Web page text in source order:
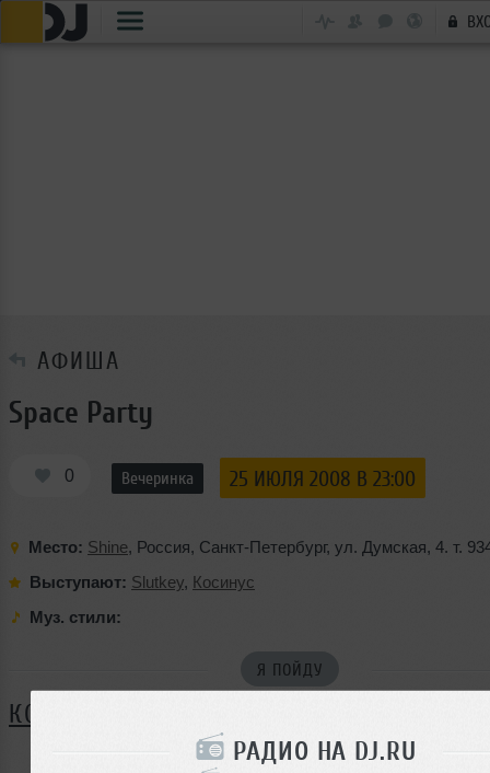
РАДИО НА DJ.RU
АФИША
Space Party
0 Вечеринка 25 ИЮЛЯ 2008 В 23:00
Место: Shine, Россия, Санкт-Петербург, ул. Думская, 4. т.
Выступают: Slutkey, Косинус
Муз. стили:
Я ПОЙДУ
КОММЕНТАРИИ